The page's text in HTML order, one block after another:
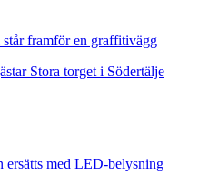
Stora torget i Södertälje
ersätts med LED-belysning